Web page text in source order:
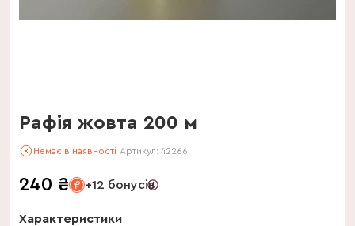
Рафія жовта 200 м
Немає в наявності Артикул: 42266
240 ₴ +12 бонусів
Характеристики